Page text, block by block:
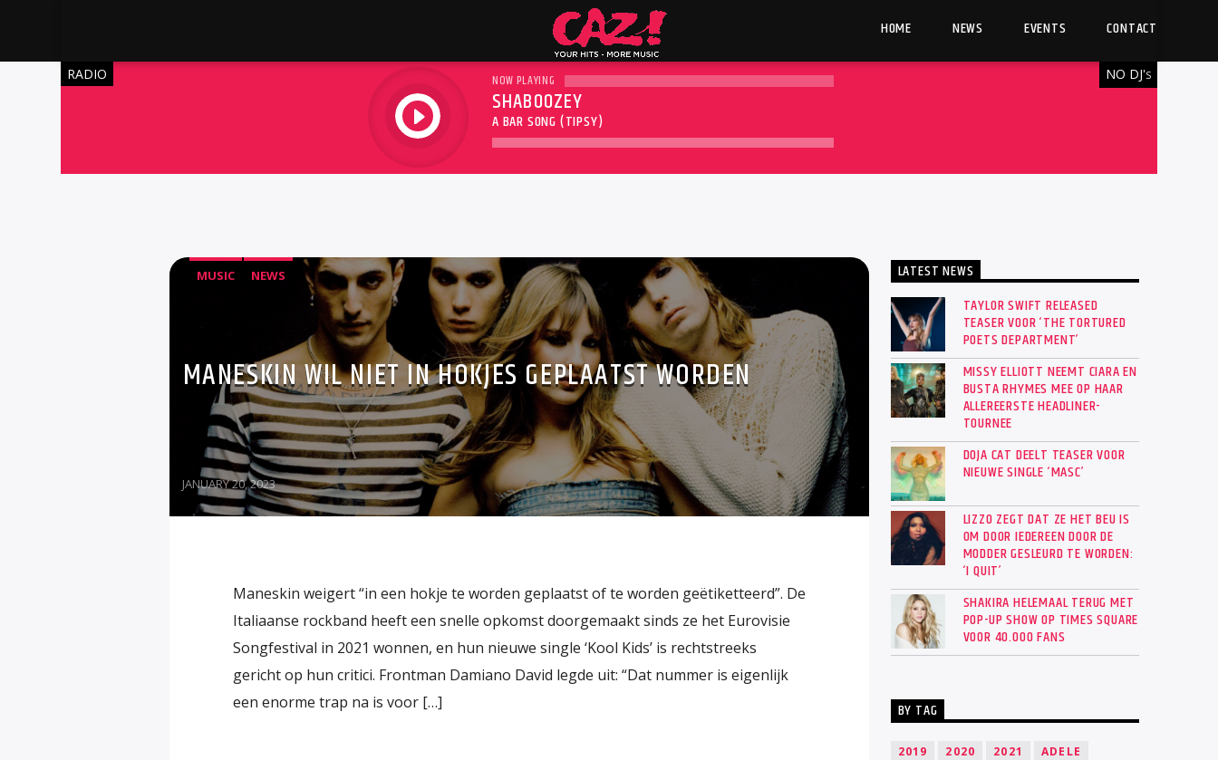
HOME NEWS EVENTS CONTACT
RADIO
play
NO DJ'S
NOW PLAYING
SHABOOZEY
A BAR SONG (TIPSY)
MUSIC NEWS
MANESKIN WIL NIET IN HOKJES GEPLAATST WORDEN
JANUARY 20, 2023
Maneskin weigert “in een hokje te worden geplaatst of te worden geëtiketteerd”. De
Italiaanse rockband heeft een snelle opkomst doorgemaakt sinds ze het Eurovisie
Songfestival in 2021 wonnen, en hun nieuwe single ‘Kool Kids’ is rechtstreeks
gericht op hun critici. Frontman Damiano David legde uit: “Dat nummer is eigenlijk
een enorme trap na is voor […]
LATEST NEWS
TAYLOR SWIFT RELEASED
TEASER VOOR ‘THE TORTURED
POETS DEPARTMENT’
MISSY ELLIOTT NEEMT CIARA EN
BUSTA RHYMES MEE OP HAAR
ALLEREERSTE HEADLINER-
TOURNEE
DOJA CAT DEELT TEASER VOOR
NIEUWE SINGLE ‘MASC’
LIZZO ZEGT DAT ZE HET BEU IS
OM DOOR IEDEREEN DOOR DE
MODDER GESLEURD TE WORDEN:
‘I QUIT’
SHAKIRA HELEMAAL TERUG MET
POP-UP SHOW OP TIMES SQUARE
VOOR 40.000 FANS
BY TAG
2019 2020 2021
ADELE